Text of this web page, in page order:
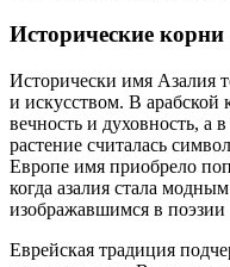
Исторические
Исторически имя Азалия
и искусством. В арабской
вечность и духовность, а
растение считалась
Европе имя приобрело
когда азалия стала
изображавшимся в
Еврейская традиция